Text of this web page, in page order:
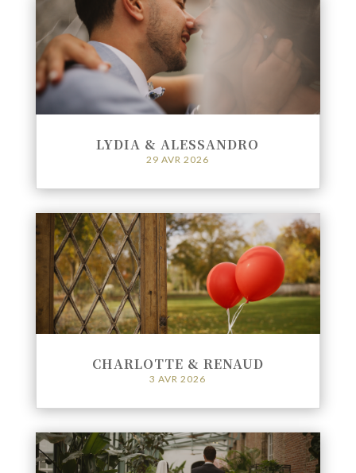
LYDIA & ALESSANDRO
29 AVR 2026
CHARLOTTE & RENAUD
3 AVR 2026